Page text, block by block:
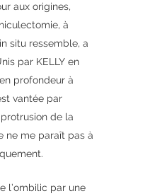
aux origines,
à
situ ressemble, a
par KELLY en
profondeur à
vantée par
de la
ne me paraît pas à
l’ombilic par une